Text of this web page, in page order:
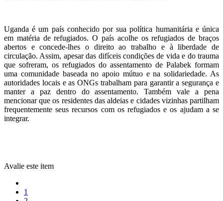
Uganda é um país conhecido por sua política humanitária e única
em matéria de refugiados. O país acolhe os refugiados de braços
abertos e concede-lhes o direito ao trabalho e à liberdade de
circulação. Assim, apesar das difíceis condições de vida e do trauma
que sofreram, os refugiados do assentamento de Palabek formam
uma comunidade baseada no apoio mútuo e na solidariedade. As
autoridades locais e as ONGs trabalham para garantir a segurança e
manter a paz dentro do assentamento. Também vale a pena
mencionar que os residentes das aldeias e cidades vizinhas partilham
frequentemente seus recursos com os refugiados e os ajudam a se
integrar.
Avalie este item
1